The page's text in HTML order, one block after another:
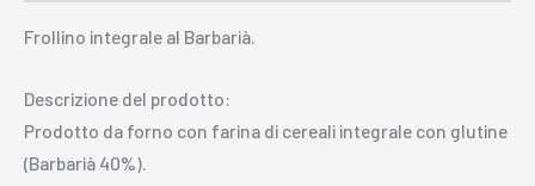
Frollino integrale al Barbarià.
Descrizione del prodotto:
Prodotto da forno con farina di cereali integrale con glutine
(Barbarià 40%).